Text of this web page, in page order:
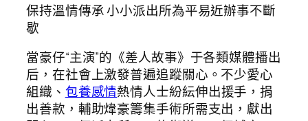
保持溫情傳承 小小派出所為平易近辦事不斷
歇
當豪仔“主演”的《差人故事》于各類媒體播出
后，在社會上激發普遍追蹤關心。不少愛心
組織、 包養感情熱情人士紛紜伸出援手，捐
出善款，輔助煒豪籌集手術所需支出，獻出